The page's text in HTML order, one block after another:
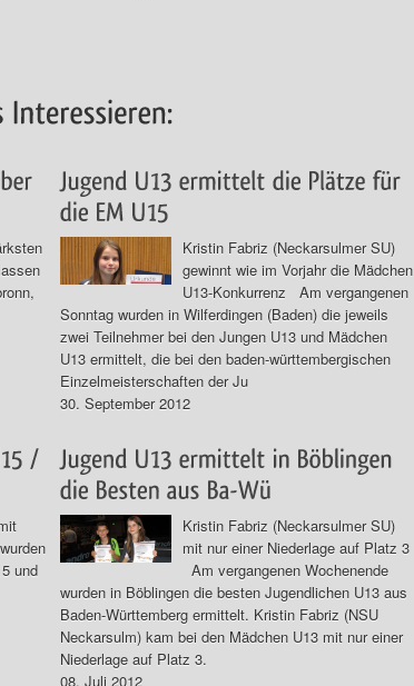
Kristin Fabriz (Neckarsulmer SU)
gewinnt wie im Vorjahr die Mädchen
U13-Konkurrenz Am vergangenen
Sonntag wurden in Wilferdingen (Baden) die jeweils
zwei Teilnehmer bei den Jungen U13 und Mädchen
U13 ermittelt, die bei den baden-württembergischen
Einzelmeisterschaften der Ju
30. September 2012
und
Kristin Fabriz (Neckarsulmer SU)
mit nur einer Niederlage auf Platz 3
Am vergangenen Wochenende
wurden in Böblingen die besten Jugendlichen U13 aus
Baden-Württemberg ermittelt. Kristin Fabriz (NSU
Neckarsulm) kam bei den Mädchen U13 mit nur einer
Niederlage auf Platz 3.
08. Juli 2012